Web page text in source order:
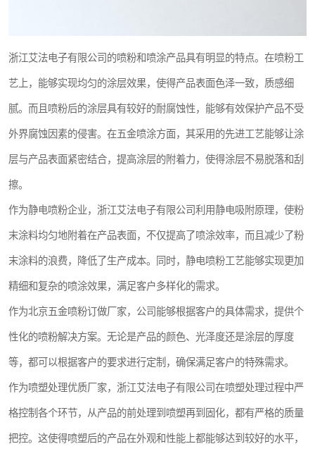
浙江艾法电子有限公司的喷粉和喷涂产品具有明显的特点。在喷粉工
艺上，能够实现均匀的涂层效果，使得产品表面色泽一致，质感细
腻。而且喷粉后的涂层具有较好的耐腐蚀性，能够有效保护产品不受
外界腐蚀因素的侵害。在五金喷涂方面，其采用的先进工艺能够让涂
层与产品表面紧密结合，提高涂层的附着力，使得涂层不易脱落和刮
擦。
作为静电喷粉企业，浙江艾法电子有限公司利用静电吸附原理，使粉
末涂料均匀地附着在产品表面，不仅提高了喷涂效率，而且减少了粉
末涂料的浪费，降低了生产成本。同时，静电喷粉工艺能够实现更加
精细和复杂的喷涂效果，满足客户多样化的需求。
作为北京五金喷粉订做厂家，公司能够根据客户的具体需求，提供个
性化的喷粉解决方案。无论是产品的颜色、光泽度还是涂层的厚度
等，都可以根据客户的要求进行定制，确保满足客户的特殊需求。
作为喷塑处理优质厂家，浙江艾法电子有限公司在喷塑处理过程中严
格控制各个环节，从产品的前处理到喷塑再到固化，都有严格的质量
把控。这使得喷塑后的产品在外观和性能上都能够达到较好的水平，